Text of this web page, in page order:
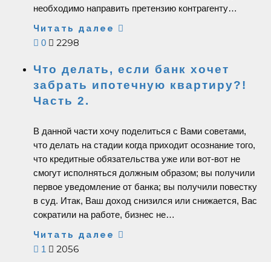
необходимо направить претензию контрагенту…
Читать далее
0 2298
Что делать, если банк хочет
забрать ипотечную квартиру?!
Часть 2.
В данной части хочу поделиться с Вами советами,
что делать на стадии когда приходит осознание того,
что кредитные обязательства уже или вот-вот не
смогут исполняться должным образом; вы получили
первое уведомление от банка; вы получили повестку
в суд. Итак, Ваш доход снизился или снижается, Вас
сократили на работе, бизнес не…
Читать далее
1 2056